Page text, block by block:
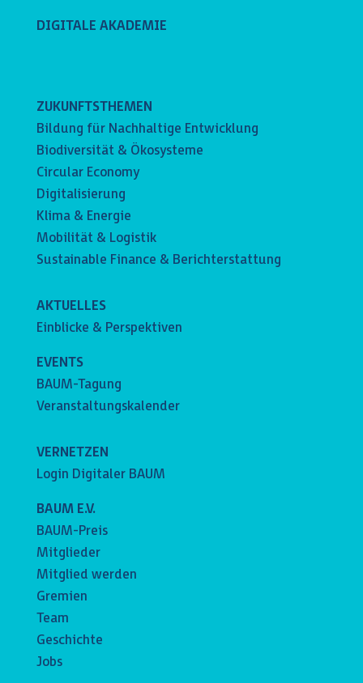
DIGITALE AKADEMIE
ZUKUNFTSTHEMEN
Bildung für Nachhaltige Entwicklung
Biodiversität & Ökosysteme
Circular Economy
Digitalisierung
Klima & Energie
Mobilität & Logistik
Sustainable Finance & Berichterstattung
AKTUELLES
Einblicke & Perspektiven
EVENTS
BAUM-Tagung
Veranstaltungskalender
VERNETZEN
Login Digitaler BAUM
BAUM E.V.
BAUM-Preis
Mitglieder
Mitglied werden
Gremien
Team
Geschichte
Jobs